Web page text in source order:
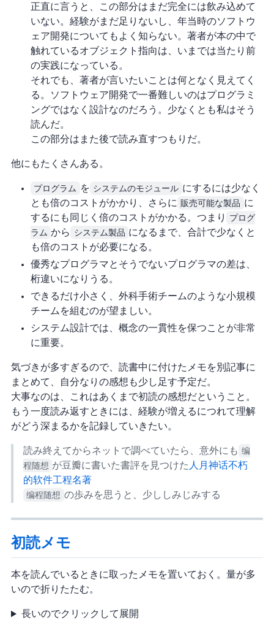
正直に言うと、この部分はまだ完全には飲み込めて
いない。経験がまだ足りないし、1975 年当時のソフトウ
ェア開発についてもよく知らない。著者が本の中で
触れているオブジェクト指向は、いまでは当たり前
の実践になっている。
それでも、著者が言いたいことは何となく見えてく
る。ソフトウェア開発で一番難しいのはプログラミ
ングではなく設計なのだろう。少なくとも私はそう
読んだ。
この部分はまた後で読み直すつもりだ。
他にもたくさんある。
プログラム を システムのモジュール にするには少なく
とも 3 倍のコストがかかり、さらに 販売可能な製品 に
するにも同じく 3 倍のコストがかかる。つまり
プログ
ラム から システム製品 になるまで、合計で少なくと
も 9 倍のコストが必要になる。
優秀なプログラマとそうでないプログラマの差は、
桁違いになりうる。
できるだけ小さく、外科手術チームのような小規模
チームを組むのが望ましい。
システム設計では、概念の一貫性を保つことが非常
に重要。
気づきが多すぎるので、読書中に付けたメモを別記事に
まとめて、自分なりの感想も少し足す予定だ。
大事なのは、これはあくまで初読の感想だということ。
もう一度読み返すときには、経験が増えるにつれて理解
がどう深まるかを記録していきたい。
読み終えてからネットで調べていたら、意外にも 编
程随想 が豆瓣に書いた書評を見つけた: 人月神话(不朽
的软件工程名著)
编程随想 の歩みを思うと、少ししみじみする…
初読メモ
本を読んでいるときに取ったメモを置いておく。量が多
いので折りたたむ。
長いのでクリックして展開